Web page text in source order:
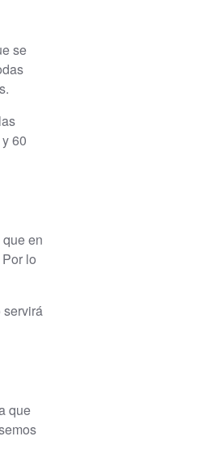
se
60
en
lo
servirá
que